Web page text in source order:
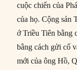
cuộc chiến của
của họ. Cộng sản
ở Triều Tiên bằng
bằng cách gửi cố
mới của ông Hồ,